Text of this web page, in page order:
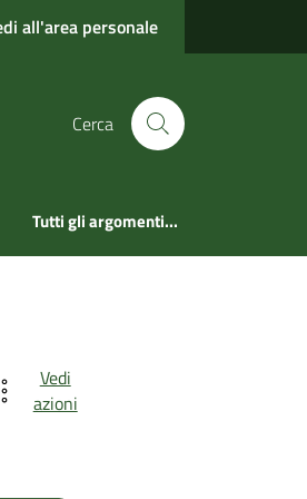
all'area personale
Cerca
Tutti gli argomenti...
Vedi
azioni